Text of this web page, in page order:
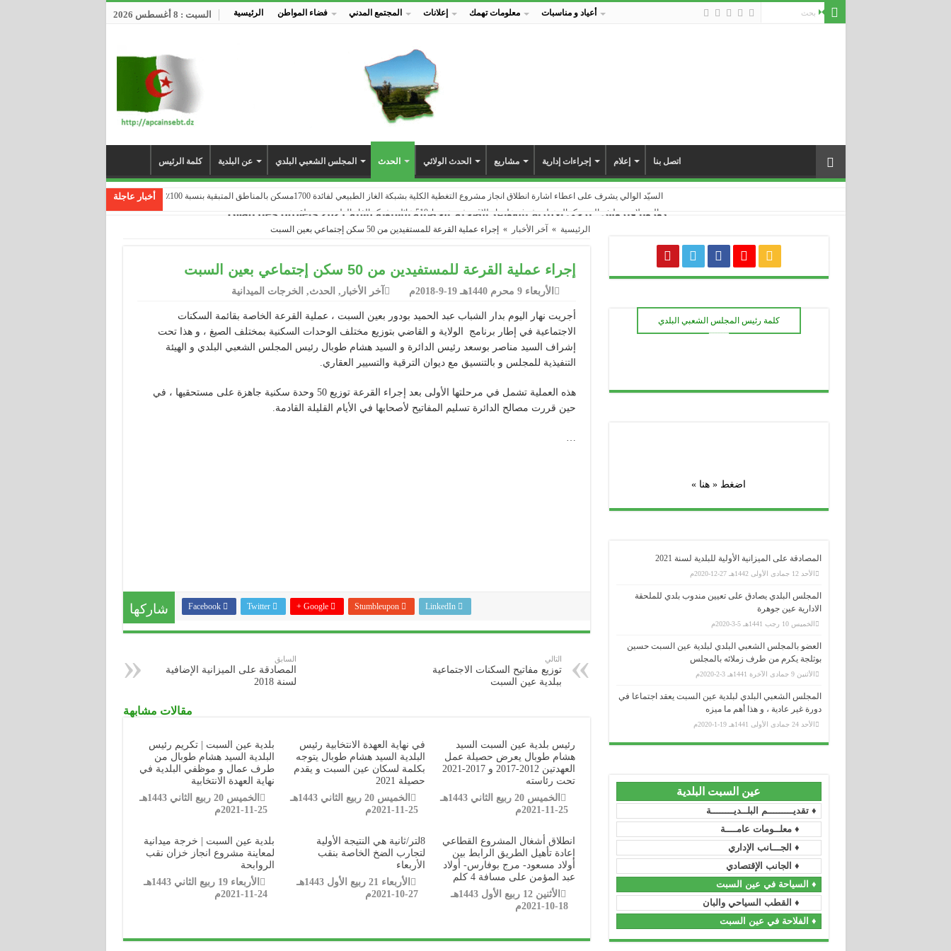
السبت : 8 أغسطس 2026 الرئيسية فضاء المواطن المجتمع المدني إعلانات معلومات تهمك أعياد و مناسبات
كلمة الرئيس عن البلدية المجلس الشعبي البلدي الحدث الحدث الولائي مشاريع إجراءات إدارية إعلام اتصل بنا
أخبار عاجلة
السيّد الوالي يشرف على اعطاء اشارة انطلاق انجاز مشروع التغطية الكلية بشبكة الغاز الطبيعي لفائدة 1700مسكن بالمناطق المتبقية بنسبة 100٪
والي ولاية سطيف السيد كمال عبلة يشرف على انطلاق مشروع ربط 510 عائلة بشبكة الغاز الطبيعي بمنطقة عين جوهرة
انطلاق أشغال مشروع ربط مشاتي منطقة عين جوهرة بشبكة الغاز الطبيعي…
زيارة للمتحف البلدي ضمن فعاليات إحياء اليوم الوطني للبلدية
تلاميذ ابتدائية محمد حكيمي ببوكر عين السبت يختتمون عام 2020 بافتتاح مطعمهم المدرسي الجديد
مطعم مدرسي جديد بابتدائية عمار زعيو بولبان يدخل حيز الاستغلال
بلدية عين السبت | حملة تعقيم و تحسيس للوقاية من انتشار جائحة كورونا_كوفيد 19
خرجة ميدانية للوقوف على أشغال مشروع التهيئة الحضرية لحي 42 مسكن، السكنات التطورية و تجزئة 47
مراسم افتتاح الموسم الدراسي الجديد 2020-2021 من متوسطة دريسي عمار عين السبت
كورونا فيروس : يرجى الالتزام بالقواعد الصحيةالحصيلة السنوية لسنة 2021 Bilan des projets
... ...
الرئيسية » آخر الأخبار » إجراء عملية القرعة للمستفيدين من 50 سكن إجتماعي بعين السبت
إجراء عملية القرعة للمستفيدين من 50 سكن إجتماعي بعين السبت
الأربعاء 9 محرم 1440هـ 19-9-2018م آخر الأخبار , الحدث, الخرجات الميدانية
أجريت نهار اليوم بدار الشباب عبد الحميد بودور بعين السبت ، عملية القرعة الخاصة بقائمة السكنات
الاجتماعية في إطار برنامج الولاية و القاضي بتوزيع مختلف الوحدات السكنية بمختلف الصيغ ، و هذا تحت
إشراف السيد مناصر بوسعد رئيس الدائرة و السيد هشام طوبال رئيس المجلس الشعبي البلدي و الهيئة
التنفيذية للمجلس و بالتنسيق مع ديوان الترقية والتسيير العقاري.
هذه العملية تشمل في مرحلتها الأولى بعد إجراء القرعة توزيع 50 وحدة سكنية جاهزة
على مستحقيها ، في
حين قررت مصالح الدائرة تسليم المفاتيح لأصحابها في الأيام القليلة القادمة.
…
شاركها Facebook Twitter Google + Stumbleupon LinkedIn
السابق
المصادقة على الميزانية الإضافية
لسنة 2018
التالي
توزيع مفاتيح السكنات الاجتماعية
ببلدية عين السبت
مقالات مشابهة
بلدية عين السبت | تكريم رئيس
البلدية السيد هشام طوبال من
طرف عمال و موظفي البلدية في
نهاية العهدة الانتخابية
الخميس 20 ربيع الثاني 1443هـ
25-11-2021م
في نهاية العهدة الانتخابية رئيس
البلدية السيد هشام طوبال يتوجه
بكلمة لسكان عين السبت و يقدم
حصيلة 2021
الخميس 20 ربيع الثاني 1443هـ
25-11-2021م
رئيس بلدية عين السبت السيد
هشام طوبال يعرض حصيلة عمل
العهدتين 2012-2017 و 2017-2021
تحت رئاسته
الخميس 20 ربيع الثاني 1443هـ
25-11-2021م
بلدية عين السبت | خرجة ميدانية
لمعاينة مشروع انجاز خزان نقب
الروابحة
الأربعاء 19 ربيع الثاني 1443هـ
24-11-2021م
8لتر/ثانية هي النتيجة الأولية
لتجارب الضخ الخاصة بنقب
الأربعاء
الأربعاء 21 ربيع الأول 1443هـ
27-10-2021م
انطلاق أشغال المشروع القطاعي
إعادة تأهيل الطريق الرابط بين
أولاد مسعود- مرج بوفارس- أولاد
عبد المؤمن على مسافة 4 كلم
الأثنين 12 ربيع الأول 1443هـ
18-10-2021م
كلمة رئيس المجلس الشعبي البلدي
ـــــــ
اضغط « هنا »
المصادقة على الميزانية الأولية للبلدية لسنة 2021
الأحد 12 جمادى الأولى 1442هـ 27-12-2020م
المجلس البلدي يصادق على تعيين مندوب بلدي للملحقة
الادارية عين جوهرة
الخميس 10 رجب 1441هـ 5-3-2020م
العضو بالمجلس الشعبي البلدي لبلدية عين السبت حسين
بوثلجة يكرم من طرف زملائه بالمجلس
الأثنين 9 جمادى الآخرة 1441هـ 3-2-2020م
المجلس الشعبي البلدي لبلدية عين السبت يعقد اجتماعا في
دورة غير عادية ، و هذا أهم ما ميزه
الأحد 24 جمادى الأولى 1441هـ 19-1-2020م
عين السبت البلدية
♦ تقديـــــــــم البلــديــــــــة
♦ معلــومات عامــــة
♦ الجـــانب الإداري
♦ الجانب الإقتصادي
♦ السياحة في عين السبت
♦ القطب السياحي والبان
♦ الفلاحة في عين السبت
وزارة الداخلية و الجماعات المحلية
ولاية سطيف
المجلس الشعبي الولائي _ سطيف
..........................................................................................................................................................................................................................................................................................................................
..........................................................................................................................................................................................................................................................................................................................
المجلس الدستوري
..........................................................................................................................................................................................................................................................................................................................
مجلس الأمة
..........................................................................................................................................................................................................................................................................................................................
رئاسة الحكومة
..........................................................................................................................................................................................................................................................................................................................
الجريدة الرسمية
..........................................................................................................................................................................................................................................................................................................................
الأمانة العامة للحكومة
..........................................................................................................................................................................................................................................................................................................................
وزارة السكن و العمران و المدينة
..........................................................................................................................................................................................................................................................................................................................